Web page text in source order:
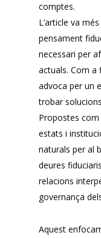
comptes.
L’article va
pensament
necessari per
actuals. Com
advoca per un
trobar
Propostes com
estats i
naturals per al
deures
relacions
governança
Aquest